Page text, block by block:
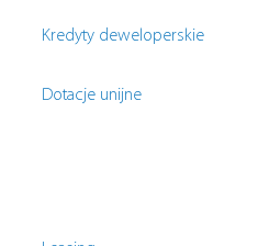
Kredyty deweloperskie
Dotacje unijne